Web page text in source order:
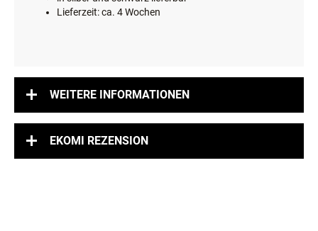
Lieferzeit: ca. 4 Wochen
WEITERE INFORMATIONEN
EKOMI REZENSION